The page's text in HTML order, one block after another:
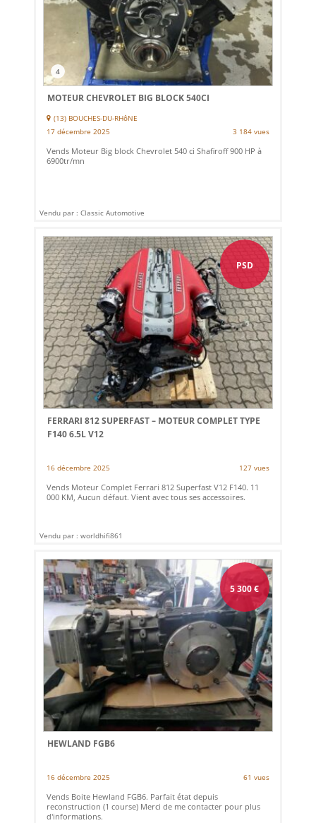
4
MOTEUR CHEVROLET BIG BLOCK 540CI
(13) BOUCHES-DU-RHôNE
17 décembre 2025
3 184 vues
Vends Moteur Big block Chevrolet 540 ci Shafiroff 900 HP à
6900tr/mn
Vendu par : Classic Automotive
PSD
FERRARI 812 SUPERFAST – MOTEUR COMPLET TYPE
F140 6.5L V12
16 décembre 2025 127 vues
Vends Moteur Complet Ferrari 812 Superfast V12 F140. 11
000 KM, Aucun défaut. Vient avec tous ses accessoires.
Vendu par : worldhifi861
5 300€
HEWLAND FGB6
16 décembre 2025 61 vues
Vends Boite Hewland FGB6. Parfait état depuis
reconstruction (1 course) Merci de me contacter pour plus
d'informations.